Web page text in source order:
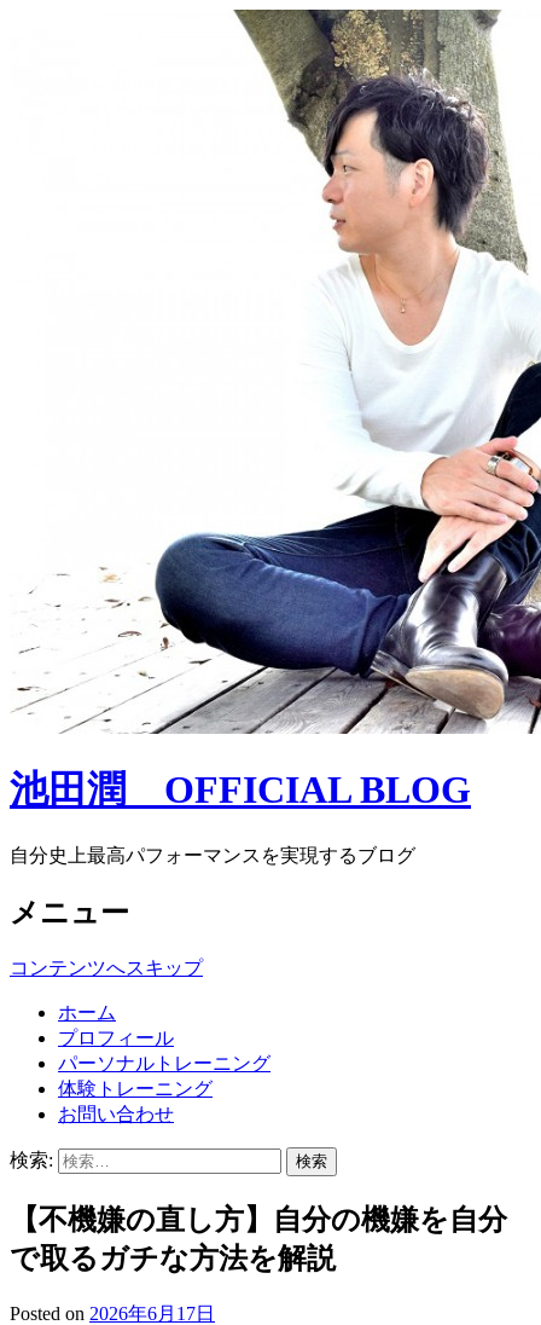
池田潤 OFFICIAL BLOG
自分史上最高パフォーマンスを実現するブログ
メニュー
コンテンツへスキップ
ホーム
プロフィール
パーソナルトレーニング
体験トレーニング
お問い合わせ
検索:
【不機嫌の直し方】自分の機嫌を自分
で取るガチな方法を解説
Posted on 2026年6月17日